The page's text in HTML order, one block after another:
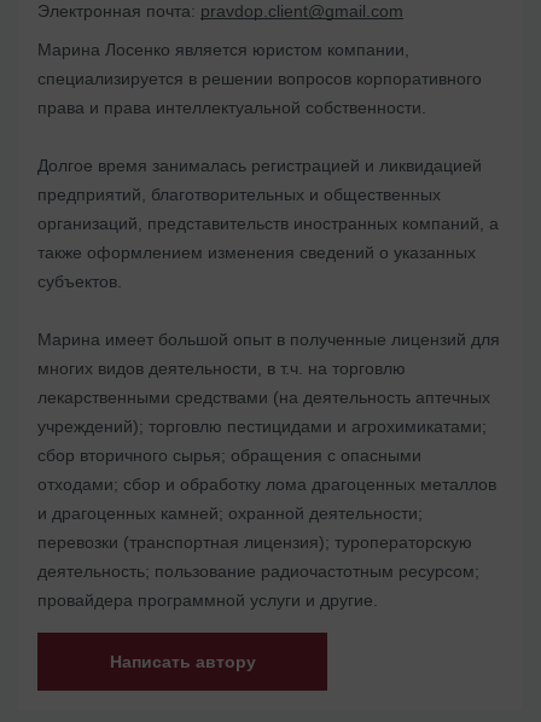
Электронная почта: pravdop.client@gmail.com
Марина Лосенко является юристом компании,
специализируется в решении вопросов корпоративного
права и права интеллектуальной собственности.
Долгое время занималась регистрацией и ликвидацией
предприятий, благотворительных и общественных
организаций, представительств иностранных компаний, а
также оформлением изменения сведений о указанных
субъектов.
Марина имеет большой опыт в полученные лицензий для
многих видов деятельности, в т.ч. на торговлю
лекарственными средствами (на деятельность аптечных
учреждений); торговлю пестицидами и агрохимикатами;
сбор вторичного сырья; обращения с опасными
отходами; сбор и обработку лома драгоценных металлов
и драгоценных камней; охранной деятельности;
перевозки (транспортная лицензия); туроператорскую
деятельность; пользование радиочастотным ресурсом;
провайдера программной услуги и другие.
Написать автору